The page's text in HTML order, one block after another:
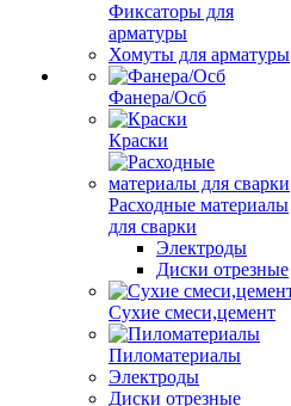
Фиксаторы для
арматуры
Хомуты для арматуры
Фанера/Осб
Краски
Расходные материалы
для сварки
Электроды
Диски отрезные
Сухие смеси,цемент
Пиломатериалы
Электроды
Диски отрезные